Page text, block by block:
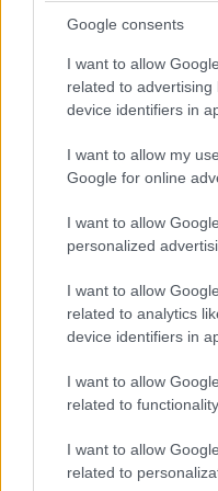
Google consents
I want to allow
related to
device identifiers in
I want to allow my
Google for online
I want to allow
personalized
I want to allow
related to analytics
device identifiers in
I want to allow
related to
I want to allow
related to
italiani. Può
accusare Meloni di
domanda piuttosto
tutto sotto controllo,
devono difenderla
Prima di
forse sarebbe
quelle spagnole.
Massimo Balsamo, 8